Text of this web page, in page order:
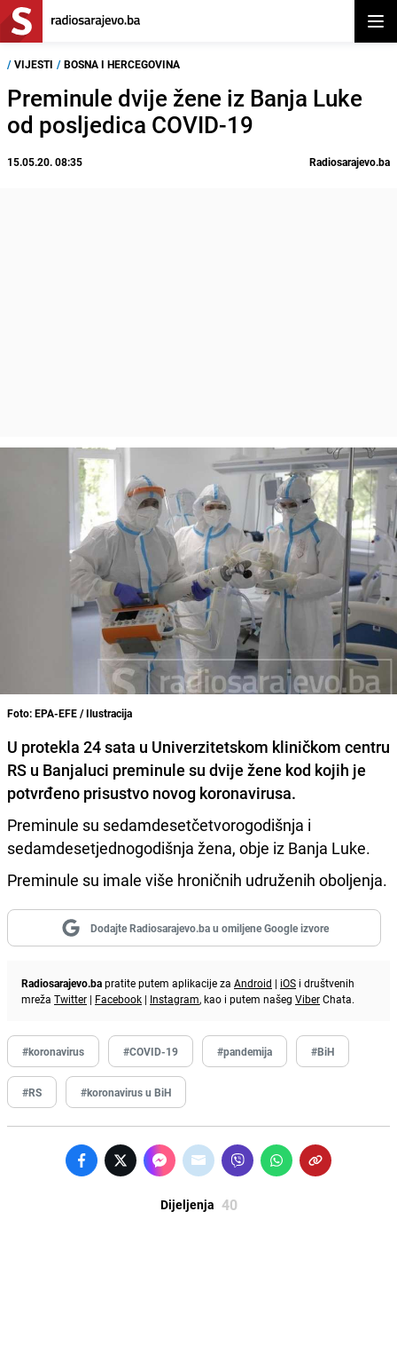
/ VIJESTI / BOSNA I HERCEGOVINA
Preminule dvije žene iz Banja Luke
od posljedica COVID-19
15.05.20. 08:35 Radiosarajevo.ba
Foto: EPA-EFE / Ilustracija
U protekla 24 sata u Univerzitetskom kliničkom centru
RS u Banjaluci preminule su dvije žene kod kojih je
potvrđeno prisustvo novog koronavirusa.
Preminule su sedamdesetčetvorogodišnja i
sedamdesetjednogodišnja žena, obje iz Banja Luke.
Preminule su imale više hroničnih udruženih oboljenja.
Dodajte Radiosarajevo.ba u omiljene Google izvore
Radiosarajevo.bapratite putem aplikacije za Android | iOS i društvenih
mreža Twitter | Facebook | Instagram, kao i putem našeg ViberChata.
#koronavirus #COVID-19 #pandemija #BiH
#RS #koronavirus u BiH
Dijeljenja 40